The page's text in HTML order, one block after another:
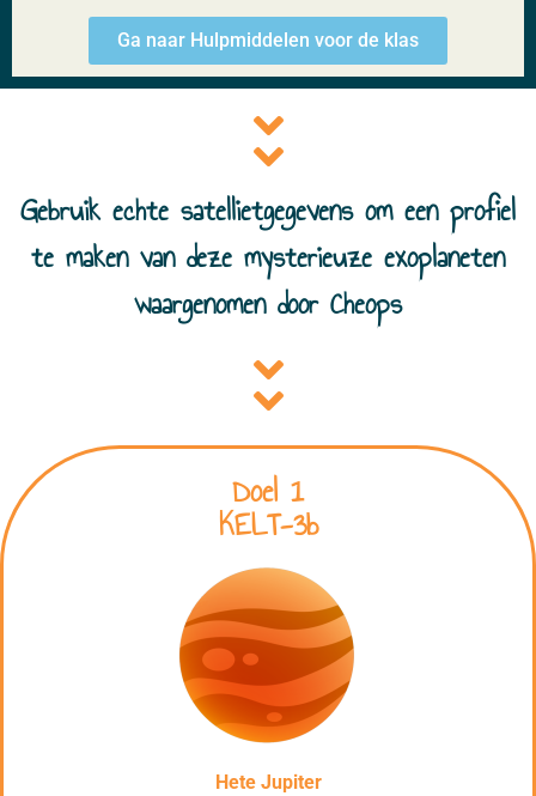
Ga naar Hulpmiddelen voor de klas
Gebruik echte satellietgegevens om een profiel
te maken van deze mysterieuze exoplaneten
waargenomen door Cheops
Doel 1
KELT-3b
Hete Jupiter